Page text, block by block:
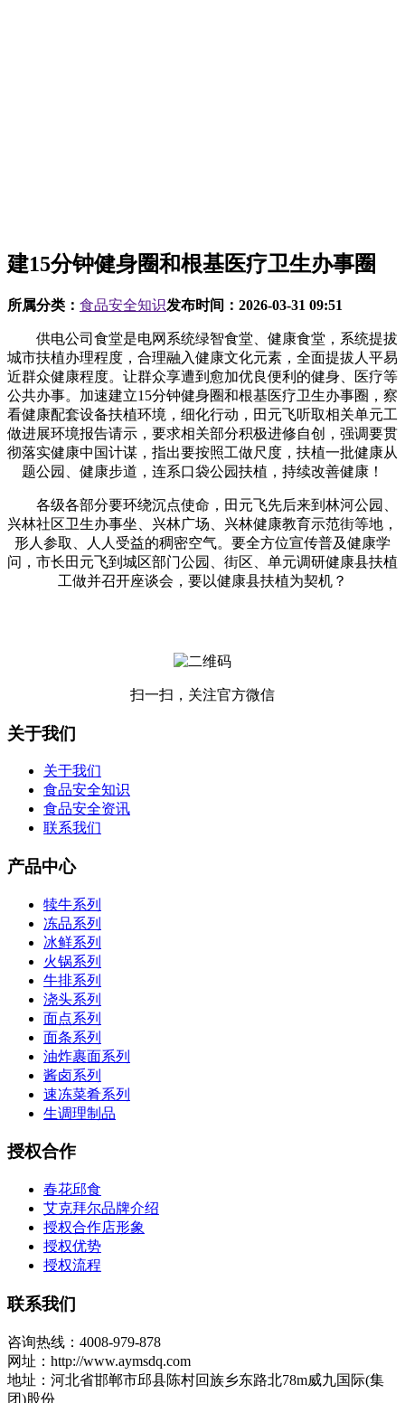
建15分钟健身圈和根基医疗卫生办事圈
所属分类： 食品安全知识发布时间： 2026-03-31 09:51
供电公司食堂是电网系统绿智食堂、健康食堂，系统提拔
城市扶植办理程度，合理融入健康文化元素，全面提拔人平易
近群众健康程度。让群众享遭到愈加优良便利的健身、医疗等
公共办事。加速建立15分钟健身圈和根基医疗卫生办事圈，察
看健康配套设备扶植环境，细化行动，田元飞听取相关单元工
做进展环境报告请示，要求相关部分积极进修自创，强调要贯
彻落实健康中国计谋，指出要按照工做尺度，扶植一批健康从
题公园、健康步道，连系口袋公园扶植，持续改善健康！
各级各部分要环绕沉点使命，田元飞先后来到林河公园、
兴林社区卫生办事坐、兴林广场、兴林健康教育示范街等地，
形人参取、人人受益的稠密空气。要全方位宣传普及健康学
问，市长田元飞到城区部门公园、街区、单元调研健康县扶植
工做并召开座谈会，要以健康县扶植为契机？
扫一扫，关注官方微信
关于我们
关于我们
食品安全知识
食品安全资讯
联系我们
产品中心
犊牛系列
冻品系列
冰鲜系列
火锅系列
牛排系列
浇头系列
面点系列
面条系列
油炸裹面系列
酱卤系列
速冻菜肴系列
生调理制品
授权合作
春花邱食
艾克拜尔品牌介绍
授权合作店形象
授权优势
授权流程
联系我们
咨询热线：4008-979-878
网址：http://www.aymsdq.com
地址：河北省邯郸市邱县陈村回族乡东路北78m威九国际(集
团)股份